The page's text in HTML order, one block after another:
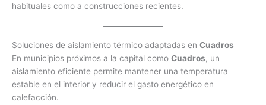
habituales como a construcciones recientes.
Soluciones de aislamiento térmico adaptadas en Cuadros
En municipios próximos a la capital como Cuadros, un
aislamiento eficiente permite mantener una temperatura
estable en el interior y reducir el gasto energético en
calefacción.